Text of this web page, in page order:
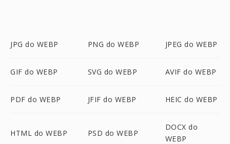
JPG do WEBP PNG do WEBP JPEG do WEBP
GIF do WEBP SVG do WEBP AVIF do WEBP
PDF do WEBP JFIF do WEBP HEIC do WEBP
HTML do WEBP PSD do WEBP
DOCX do
WEBP